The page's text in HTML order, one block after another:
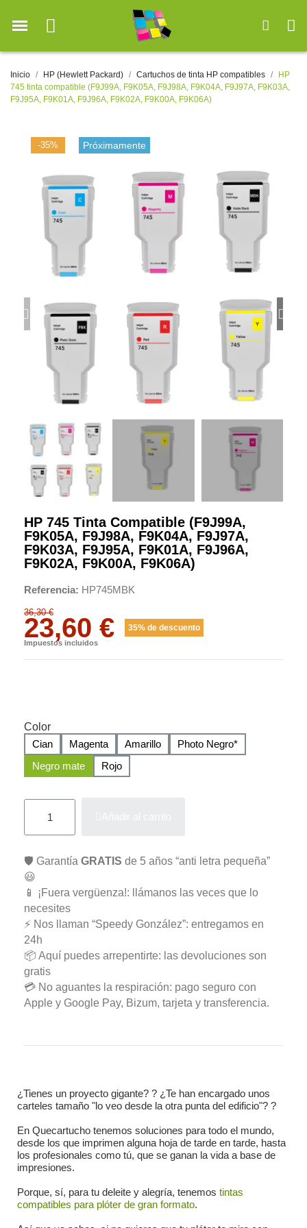
Inicio HP (Hewlett Packard) Cartuchos de tinta HP compatibles
HP
745 tinta compatible (F9J99A, F9K05A, F9J98A, F9K04A, F9J97A, F9K03A,
F9J95A, F9K01A, F9J96A, F9K02A, F9K00A, F9K06A)
-35% Próximamente
HP 745 Tinta Compatible (F9J99A,
F9K05A, F9J98A, F9K04A, F9J97A,
F9K03A, F9J95A, F9K01A, F9J96A,
F9K02A, F9K00A, F9K06A)
Referencia HP745MBK
36,30 €
23,60 € 35% de descuento
Impuestos incluidos
Color
Cian
Magenta Amarillo
Photo Negro*
Negro mate
Rojo
🛡️ Garantía GRATIS de 5 años “anti letra pequeña”
😃
📱 ¡Fuera vergüenza!: llámanos las veces que lo
necesites
⚡ Nos llaman “Speedy González”: entregamos en
24h
📦 Aquí puedes arrepentirte: las devoluciones son
gratis
💳 No aguantes la respiración: pago seguro con
Apple y Google Pay, Bizum, tarjeta y transferencia.
¿Tienes un proyecto gigante? ?️ ¿Te han encargado unos
carteles tamaño "lo veo desde la otra punta del edificio"? ?
En Quecartucho tenemos soluciones para todo el mundo,
desde los que imprimen alguna hoja de tarde en tarde, hasta
los profesionales como tú, que se ganan la vida a base de
impresiones.
Porque, sí, para tu deleite y alegría, tenemos tintas
compatibles para plóter de gran formato.